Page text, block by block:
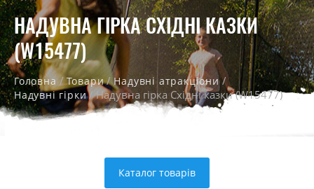
НАДУВНА ГІРКА СХІДНІ КАЗКИ
(W15477)
Головна /Товари/Надувні атракціони/
Надувні гірки/ Надувна гірка Східні казки (W15477)
Каталог товарів